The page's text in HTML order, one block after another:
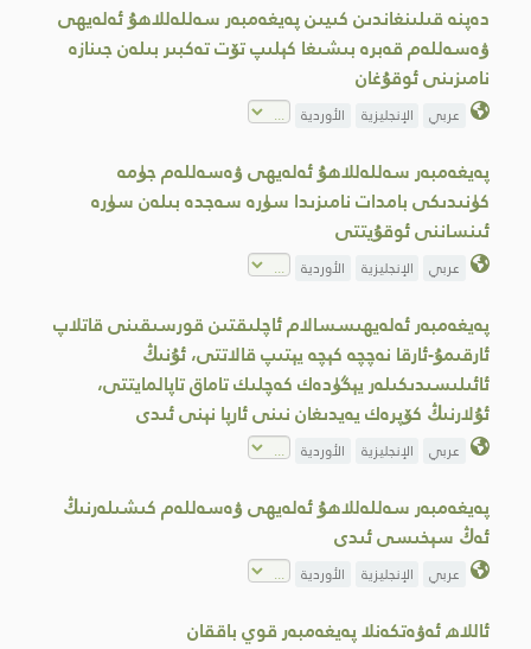
دەپنە قىلىنغاندىن كىيىن پەيغەمبەر سەللەللاھۇ ئەلەيھى
ۋەسەللەم قەبرە بىشىغا كېلىپ تۆت تەكبىر بىلەن جىنازە
نامىزىنى ئوقۇغان
عربي الإنجليزية الأوردية
پەيغەمبەر سەللەللاھۇ ئەلەيھى ۋەسەللەم جۈمە
كۈنىدىكى بامدات نامىزىدا سۈرە سەجدە بىلەن سۈرە
ئىنساننى ئوقۇيتتى
عربي الإنجليزية الأوردية
پەيغەمبەر ئەلەيھىسسالام ئاچلىقتىن قورسىقىنى قاتلاپ
ئارقىمۇ-ئارقا نەچچە كېچە يېتىپ قالاتتى، ئۇنىڭ
ئائىلىسىدىكىلەر يېگۈدەك كەچلىك تاماق تاپالمايتتى،
ئۇلارنىڭ كۆپرەك يەيدىغان نىنى ئارپا نېنى ئىدى
عربي الإنجليزية الأوردية
پەيغەمبەر سەللەللاھۇ ئەلەيھى ۋەسەللەم كىشىلەرنىڭ
ئەڭ سېخىسى ئىدى
عربي الإنجليزية الأوردية
ئاللاھ ئەۋەتكەنلا پەيغەمبەر قوي باققان